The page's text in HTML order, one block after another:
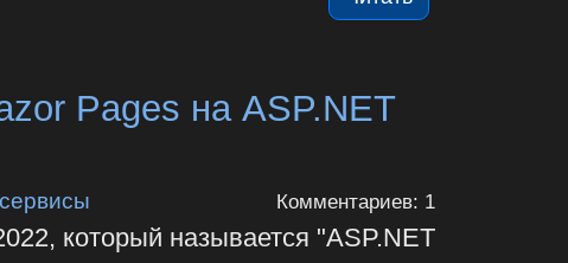
Pages на ASP.NET
Комментариев: 1
который называется "ASP.NET